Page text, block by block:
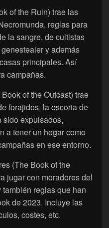
of the Ruin) trae las
reglas para
la sangre, de cultistas
y además
principales. Así
campañas.
of the Outcast) trae
forajidos, la escoria de
sido expulsados,
a tener un hogar como
en ese entorno.
(The Book of the
jugar con moradores del
reglas que han
de 2023. Incluye las
costes, etc.